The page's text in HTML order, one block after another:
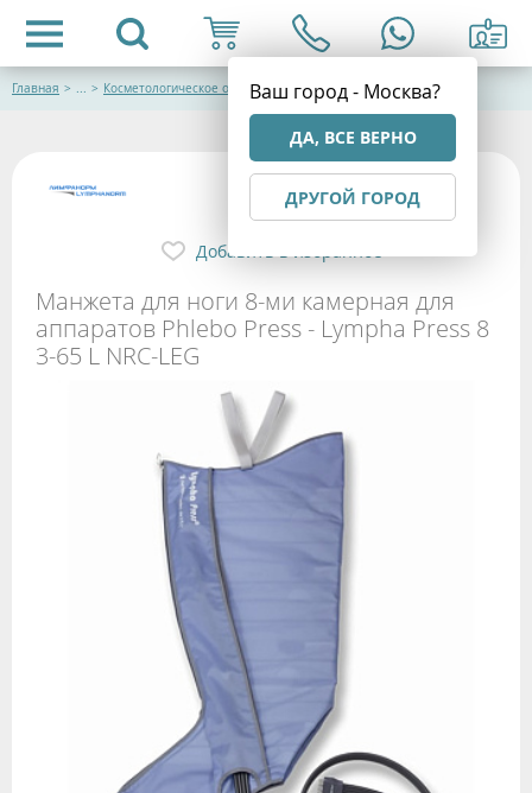
Ваш город - Москва?
ДА, ВСЕ ВЕРНО
ДРУГОЙ ГОРОД
Главная > ... > Косметологическое оборудование
Манжета для ноги 8-ми камерная для
аппаратов Phlebo Press - Lympha Press 8
3-65 L NRC-LEG
Добавить в избранное